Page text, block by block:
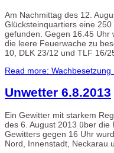
Am Nachmittag des 12.
Glücksteinquartiers eine
gefunden. Gegen 16.45 Uhr
die leere Feuerwache zu
10, DLK 23/12 und TLF 16/
Read more:
Unwetter 6.8.2013
Ein Gewitter mit starkem
des 6. August 2013 über die
Gewitters gegen 16 Uhr
Nord, Innenstadt, Neckarau